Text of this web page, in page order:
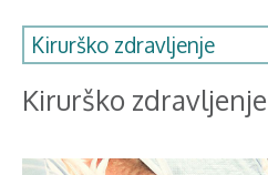
Kirurško zdravljenje